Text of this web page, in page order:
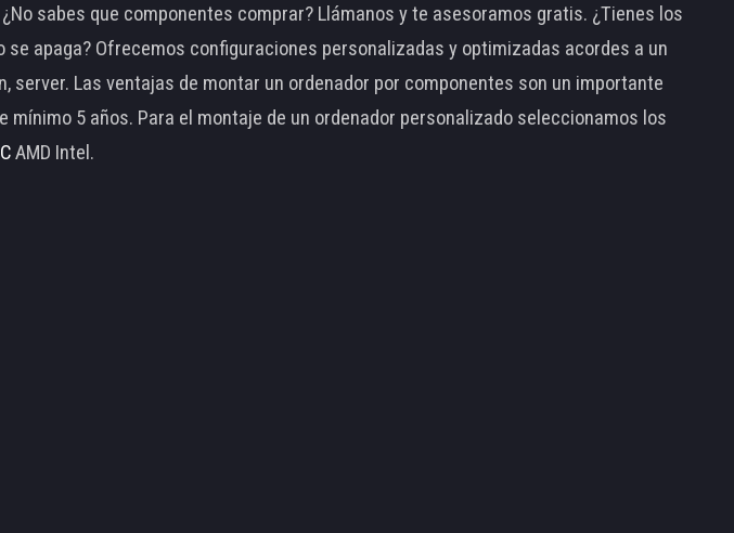
sabes que componentes comprar? Llámanos y te asesoramos gratis. ¿Tienes los
apaga? Ofrecemos configuraciones personalizadas y optimizadas acordes a un
server. Las ventajas de montar un ordenador por componentes son un importante
5 años. Para el montaje de un ordenador personalizado seleccionamos los
AMD Intel.